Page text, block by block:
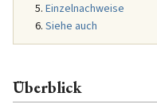
Einzelnachweise
Siehe auch
Überblick